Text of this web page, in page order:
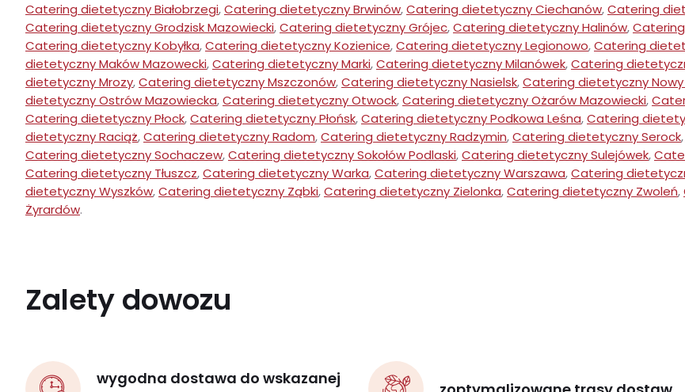
Catering dietetyczny Białobrzegi,Catering dietetyczny Brwinów,Catering dietetyczny Ciechanów,Catering
Catering dietetyczny Grodzisk Mazowiecki,Catering dietetyczny Grójec,Catering dietetyczny Halinów,
Catering dietetyczny Kobyłka,Catering dietetyczny Kozienice,Catering dietetyczny Legionowo,Catering
dietetyczny Maków Mazowecki,Catering dietetyczny Marki,Catering dietetyczny Milanówek,Catering
dietetyczny Mrozy,Catering dietetyczny Mszczonów,Catering dietetyczny Nasielsk,Catering dietetyczny Nowy
dietetyczny Ostrów Mazowiecka,Catering dietetyczny Otwock,Catering dietetyczny Ożarów Mazowiecki,
Catering dietetyczny Płock,Catering dietetyczny Płońsk,Catering dietetyczny Podkowa Leśna,Catering
dietetyczny Raciąż,Catering dietetyczny Radom,Catering dietetyczny Radzymin,Catering dietetyczny Serock,
Catering dietetyczny Sochaczew,Catering dietetyczny Sokołów Podlaski,Catering dietetyczny Sulejówek,
Catering dietetyczny Tłuszcz,Catering dietetyczny Warka,Catering dietetyczny Warszawa,Catering
dietetyczny Wyszków,Catering dietetyczny Ząbki,Catering dietetyczny Zielonka,Catering dietetyczny Zwoleń,
Żyrardów.
Zalety dowozu
wygodna dostawa do wskazanej